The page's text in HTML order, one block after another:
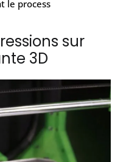
le process
sur
3D